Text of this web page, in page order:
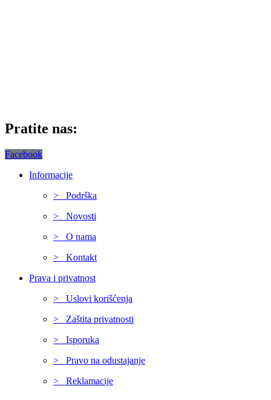
Pratite nas:
Facebook
Informacije
> Podrška
> Novosti
> O nama
> Kontakt
Prava i privatnost
> Uslovi korišćenja
> Zaštita privatnosti
> Isporuka
> Pravo na odustajanje
> Reklamacije